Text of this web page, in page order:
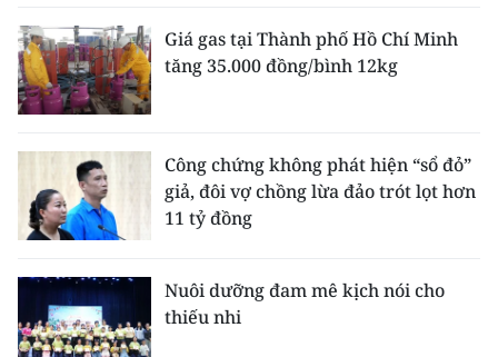
Giá gas tại Thành phố Hồ Chí Minh
tăng 35.000 đồng/bình 12kg
Công chứng không phát hiện “sổ đỏ”
giả, đôi vợ chồng lừa đảo trót lọt hơn
11 tỷ đồng
Nuôi dưỡng đam mê kịch nói cho
thiếu nhi